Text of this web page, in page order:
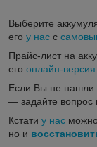
Выберите
его у нас с
Прайс-лист на
его онлайн-версия
Если Вы не нашли
― задайте
Кстати у нас
но и